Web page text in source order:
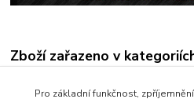
Zboží zařazeno v
Pro základní funkčnost,